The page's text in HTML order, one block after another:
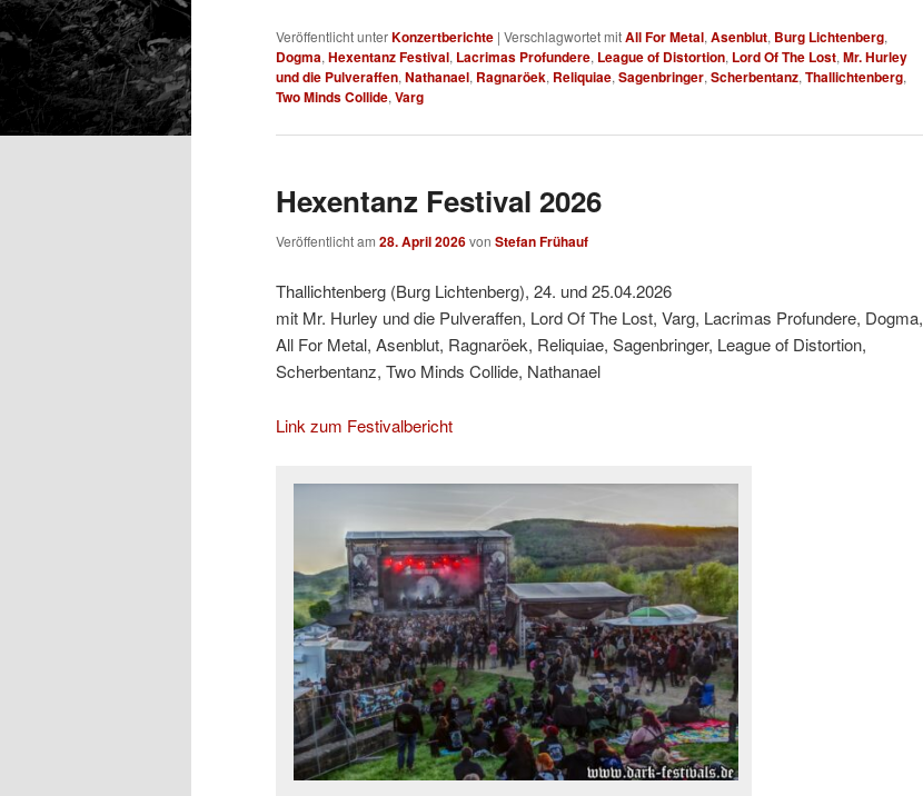
Veröffentlicht unterKonzertberichte | Verschlagwortet mitAll For Metal,Asenblut, Burg Lichtenberg,
Dogma,Hexentanz Festival, Lacrimas Profundere, League of Distortion, Lord Of The Lost,Mr. Hurley
und die Pulveraffen,Nathanael, Ragnaröek, Reliquiae,Sagenbringer,Scherbentanz,Thallichtenberg,
Two Minds Collide,Varg
Hexentanz Festival 2026
Veröffentlicht am 28. April 2026von Stefan Frühauf
Thallichtenberg (Burg Lichtenberg), 24. und 25.04.2026
mit Mr. Hurley und die Pulveraffen, Lord Of The Lost, Varg, Lacrimas Profundere, Dogma,
All For Metal, Asenblut, Ragnaröek, Reliquiae, Sagenbringer, League of Distortion,
Scherbentanz, Two Minds Collide, Nathanael
Link zum Festivalbericht